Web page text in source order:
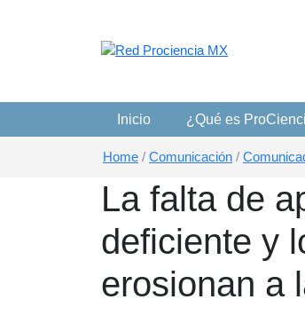
Inicio ¿Qué es
Home / Comunicación /
La falta de
deficiente y
erosionan a